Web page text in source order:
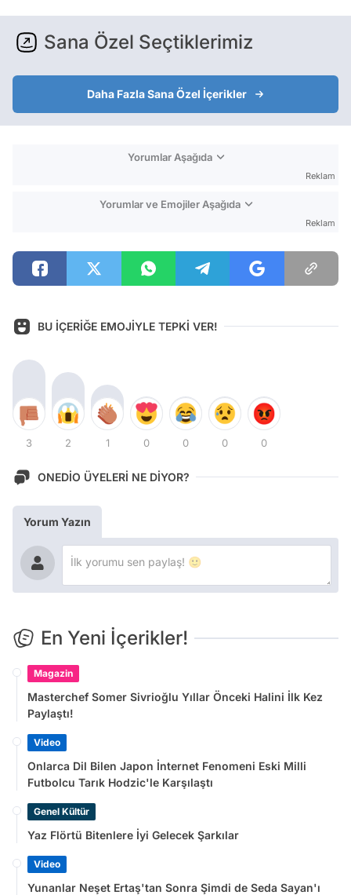
Sana Özel Seçtiklerimiz
Daha Fazla Sana Özel İçerikler
Yorumlar Aşağıda
Reklam
Yorumlar ve Emojiler Aşağıda
Reklam
BU İÇERİĞE EMOJİYLE TEPKİ VER!
3 2 1 0 0 0 0
ONEDİO ÜYELERİ NE DİYOR?
Yorum Yazın
En Yeni İçerikler!
Magazin
Masterchef Somer Sivrioğlu Yıllar Önceki Halini İlk Kez
Paylaştı!
Video
Onlarca Dil Bilen Japon İnternet Fenomeni Eski Milli
Futbolcu Tarık Hodzic'le Karşılaştı
Genel Kültür
Yaz Flörtü Bitenlere İyi Gelecek Şarkılar
Video
Yunanlar Neşet Ertaş'tan Sonra Şimdi de Seda Sayan'ı